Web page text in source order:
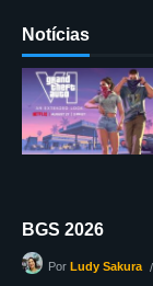
Notícias
BGS 2026
Por Ludy Sakura